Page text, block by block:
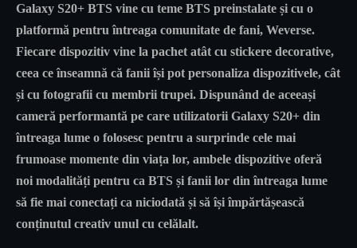
Galaxy S20+ BTS vine cu teme BTS preinstalate și cu o
platformă pentru întreaga comunitate de fani, Weverse.
Fiecare dispozitiv vine la pachet atât cu stickere decorative,
ceea ce înseamnă că fanii își pot personaliza dispozitivele, cât
și cu fotografii cu membrii trupei. Dispunând de aceeași
cameră performantă pe care utilizatorii Galaxy S20+ din
întreaga lume o folosesc pentru a surprinde cele mai
frumoase momente din viața lor, ambele dispozitive oferă
noi modalități pentru ca BTS și fanii lor din întreaga lume
să fie mai conectați ca niciodată și să își împărtășească
conținutul creativ unul cu celălalt.